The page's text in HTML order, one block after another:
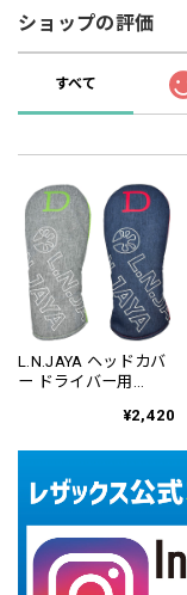
ショップの評価
すべて
L.N.JAYA ヘッドカバ
ー ドライバー用
¥2,420